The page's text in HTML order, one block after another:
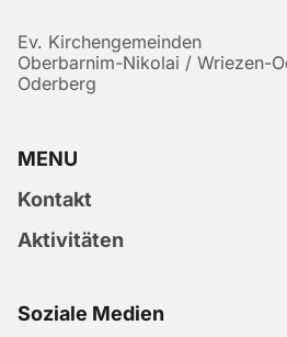
Ev. Kirchengemeinden
Oberbarnim-Nikolai / Wriezen-
Oderberg
MENU
Kontakt
Aktivitäten
Soziale Medien